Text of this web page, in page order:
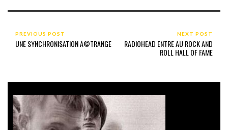
PREVIOUS POST
UNE SYNCHRONISATION Ã©TRANGE
NEXT POST
RADIOHEAD ENTRE AU ROCK AND
ROLL HALL OF FAME